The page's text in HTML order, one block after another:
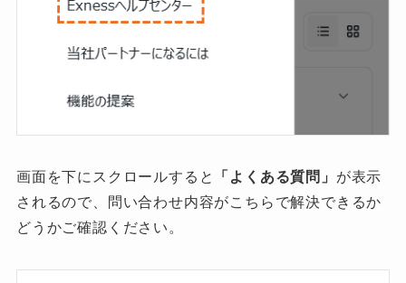
画面を下にスクロールすると 「よくある質問」 が表示
されるので、問い合わせ内容がこちらで解決できるか
どうかご確認ください。